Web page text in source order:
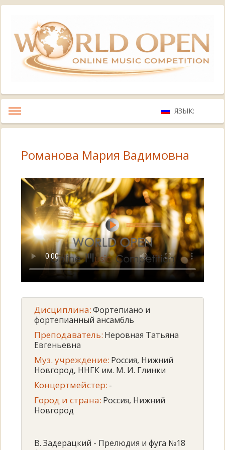
ЯЗЫК:
Романова Мария Вадимовна
Дисциплина:Фортепиано и
фортепианный ансамбль
Преподаватель: Неровная Татьяна
Евгеньевна
Муз. учреждение: Россия, Нижний
Новгород, ННГК им. М. И. Глинки
Концертмейстер: -
Город и страна: Россия, Нижний
Новгород
В. Задерацкий - Прелюдия и фуга №18